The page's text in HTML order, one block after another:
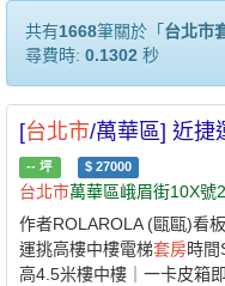
共有1668筆關於「 台北市
尋費時: 0.1302 秒
[台北市/萬華區] 近捷
-- 坪 $ 27000
台北市萬華區峨眉街10X號
作者ROLAROLA (甌甌)看
運挑高樓中樓電梯套房時
高4.5米樓中樓｜一卡皮箱